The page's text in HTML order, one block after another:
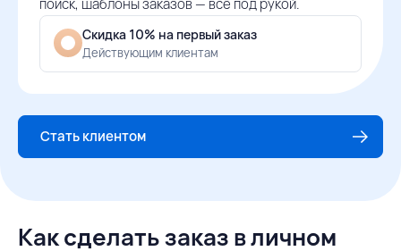
поиск, шаблоны заказов — всё под рукой.
Скидка 10% на первый заказ
Действующим клиентам
Стать клиентом
Как сделать заказ в личном